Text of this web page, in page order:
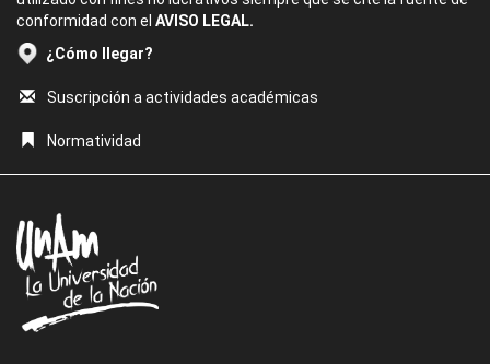
conformidad con el AVISO LEGAL.
¿Cómo llegar?
Suscripción a actividades académicas
Normatividad